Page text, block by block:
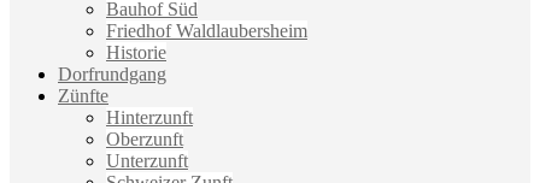
Bauhof Süd
Friedhof Waldlaubersheim
Historie
Dorfrundgang
Zünfte
Hinterzunft
Oberzunft
Unterzunft